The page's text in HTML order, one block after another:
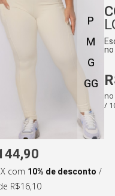
102cm
com 10% de desconto /
R$16,10
P
M
G
GG
no
/